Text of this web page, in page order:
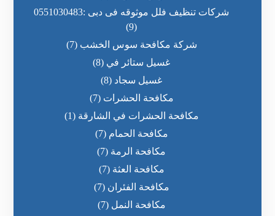
شركات تنظيف فلل موثوقه فى دبى :0551030483
(9)
شركة مكافحة سوس الخشب (7)
غسيل ستائر في (8)
غسيل سجاد (8)
مكافحة الحشرات (7)
مكافحة الحشرات في الشارقة (1)
مكافحة الحمام (7)
مكافحة الرمة (7)
مكافحة العثة (7)
مكافحة الفئران (7)
مكافحة النمل (7)